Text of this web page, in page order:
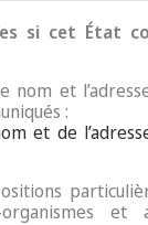
si cet État
nom et
:
et de
et